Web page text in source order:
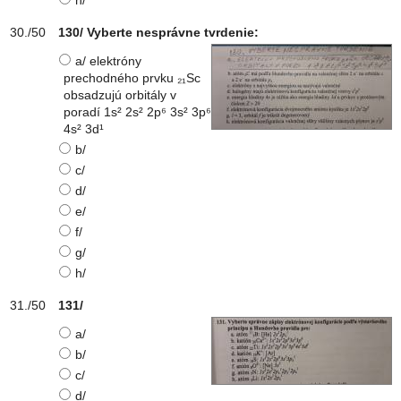
130/ Vyberte nesprávne tvrdenie:
a/ elektróny
prechodného prvku ₂₁Sc
obsadzujú orbitály v
poradí 1s² 2s² 2p⁶ 3s² 3p⁶
4s² 3d¹
b/
c/
d/
e/
f/
g/
h/
131/
a/
b/
c/
d/